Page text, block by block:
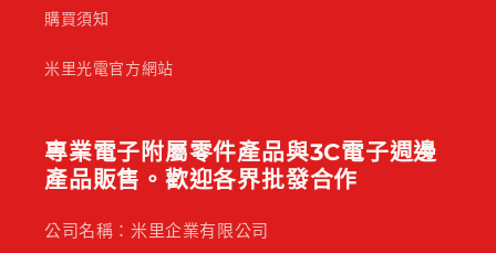
購買須知
米里光電官方網站
專業電子附屬零件產品與3C電子週邊
產品販售。歡迎各界批發合作
公司名稱：米里企業有限公司